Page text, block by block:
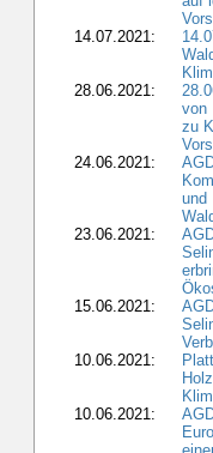
14.07.2021:
28.06.2021:
von
zu
24.06.2021:
und
23.06.2021:
15.06.2021:
10.06.2021:
10.06.2021: